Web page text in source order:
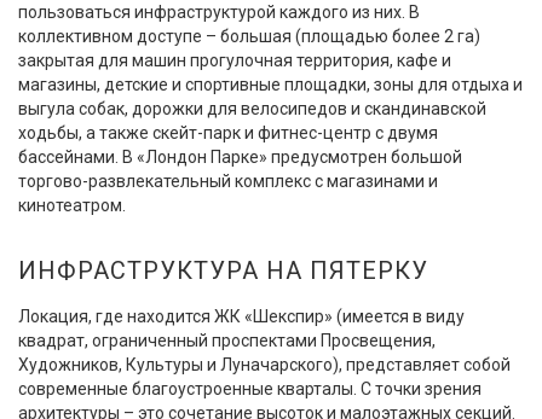
пользоваться инфраструктурой каждого из них. В
коллективном доступе – большая (площадью более 2 га)
закрытая для машин прогулочная территория, кафе и
магазины, детские и спортивные площадки, зоны для отдыха и
выгула собак, дорожки для велосипедов и скандинавской
ходьбы, а также скейт-парк и фитнес-центр с двумя
бассейнами. В «Лондон Парке» предусмотрен большой
торгово-развлекательный комплекс с магазинами и
кинотеатром.
ИНФРАСТРУКТУРА НА ПЯТЕРКУ
Локация, где находится ЖК «Шекспир» (имеется в виду
квадрат, ограниченный проспектами Просвещения,
Художников, Культуры и Луначарского), представляет собой
современные благоустроенные кварталы. С точки зрения
архитектуры – это сочетание высоток и малоэтажных секций.